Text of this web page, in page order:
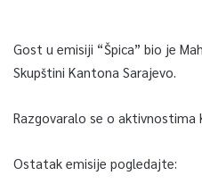
Gost u emisiji “Špica” bio je
Skupštini Kantona Sarajevo.
Razgovaralo se o aktivnostima
Ostatak emisije pogledajte: